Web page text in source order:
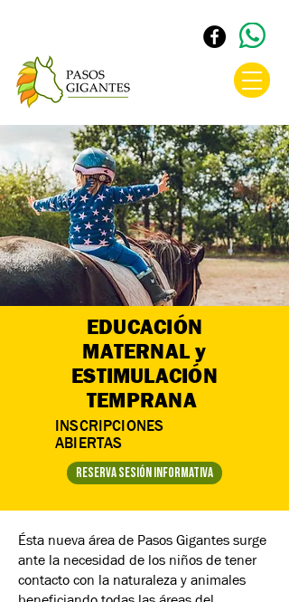
EDUCACIÓN
MATERNAL y
ESTIMULACIÓN
TEMPRANA
INSCRIPCIONES
ABIERTAS
reserva sesión informativa
Ésta nueva área de Pasos Gigantes surge
ante la necesidad de los niños de tener
contacto con la naturaleza y animales